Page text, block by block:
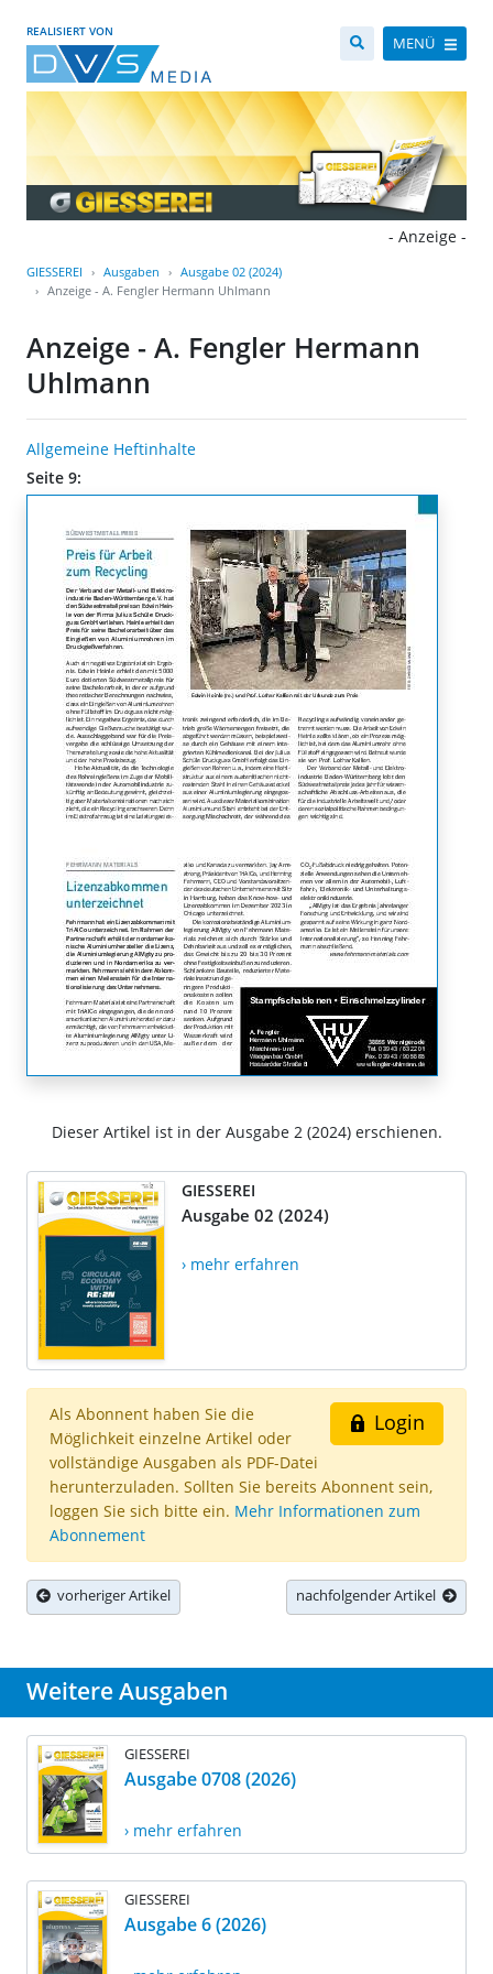
REALISIERT VON
MENÜ
- Anzeige -
GIESSEREI Ausgaben
Ausgabe 02 (2024)
Anzeige - A. Fengler Hermann Uhlmann
Anzeige - A. Fengler Hermann
Uhlmann
Allgemeine Heftinhalte
Seite 9:
Dieser Artikel ist in der Ausgabe 2 (2024) erschienen.
GIESSEREI
Ausgabe 02 (2024)
› mehr erfahren
Login
Als Abonnent haben Sie die
Möglichkeit einzelne Artikel oder
vollständige Ausgaben als PDF-Datei
herunterzuladen. Sollten Sie bereits Abonnent sein,
loggen Sie sich bitte ein. Mehr Informationen zum
Abonnement
vorheriger Artikel nachfolgender Artikel
Weitere Ausgaben
GIESSEREI
Ausgabe 0708 (2026)
› mehr erfahren
GIESSEREI
Ausgabe 6 (2026)